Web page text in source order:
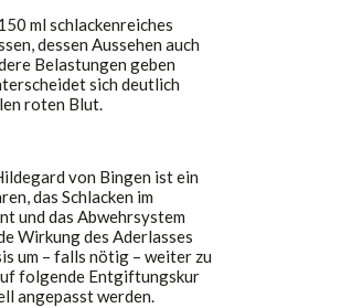
ml schlackenreiches
dessen Aussehen auch
Belastungen geben
sich deutlich
roten Blut.
von Bingen ist ein
das Schlacken im
und das Abwehrsystem
Wirkung des Aderlasses
um – falls nötig – weiter zu
folgende Entgiftungskur
angepasst werden.